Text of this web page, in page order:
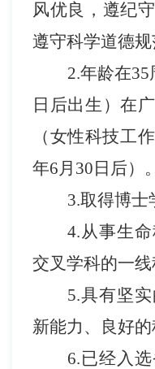
风优良，遵纪
遵守科学道德规
2.年龄在35
日后出生）在
（女性科技工
年6月 30 日后）。
3.取得博士
4.从事生
交叉学科的一线
5.具有坚
新能力、良好的
6.已经入